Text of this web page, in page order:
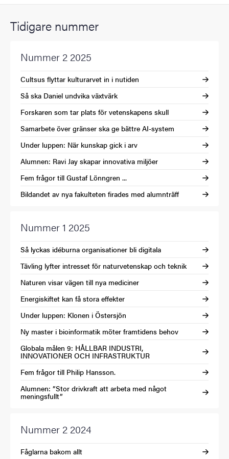
Tidigare nummer
Nummer 2 2025
Cultsus flyttar kulturarvet in i nutiden
Så ska Daniel undvika växtvärk
Forskaren som tar plats för vetenskapens skull
Samarbete över gränser ska ge bättre AI-system
Under luppen: När kunskap gick i arv
Alumnen: Ravi Jay skapar innovativa miljöer
Fem frågor till Gustaf Lönngren ...
Bildandet av nya fakulteten firades med alumnträff
Nummer 1 2025
Så lyckas idéburna organisationer bli digitala
Tävling lyfter intresset för naturvetenskap och teknik
Naturen visar vägen till nya mediciner
Energiskiftet kan få stora effekter
Under luppen: Klonen i Östersjön
Ny master i bioinformatik möter framtidens behov
Globala målen 9: HÅLLBAR INDUSTRI,
INNOVATIONER OCH INFRASTRUKTUR
Fem frågor till Philip Hansson.
Alumnen: ”Stor drivkraft att arbeta med något
meningsfullt”
Nummer 2 2024
Fåglarna bakom allt